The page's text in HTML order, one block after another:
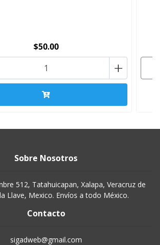
$50.00
+
Sobre Nosotros
512, Tatahuicapan, Xalapa, Veracruz de
Llave, Mexico. Envíos a todo México.
Contacto
sigadweb@gmail.com